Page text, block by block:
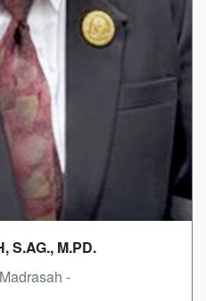
S.AG., M.PD.
-